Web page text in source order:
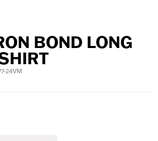
BOND LONG
24VM